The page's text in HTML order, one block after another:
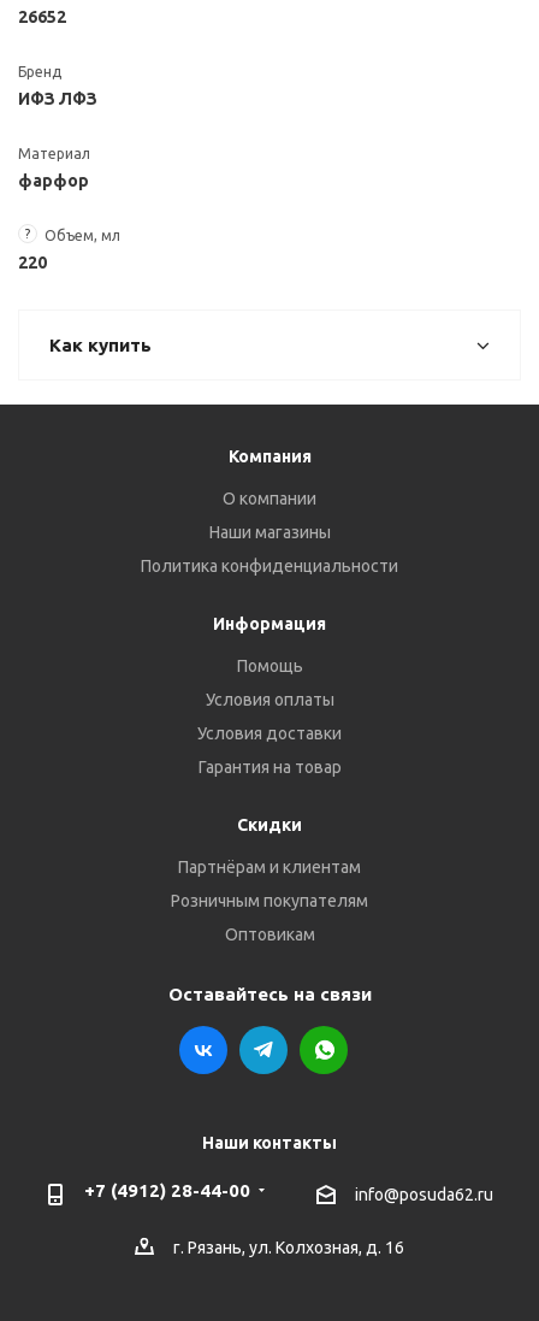
26652
Бренд
ИФЗ ЛФЗ
Материал
фарфор
? Объем, мл
220
Как купить
Компания
О компании
Наши магазины
Политика конфиденциальности
Информация
Помощь
Условия оплаты
Условия доставки
Гарантия на товар
Скидки
Партнёрам и клиентам
Розничным покупателям
Оптовикам
Оставайтесь на связи
Наши контакты
+7 (4912) 28-44-00 info@posuda62.ru
г. Рязань, ул. Колхозная, д. 16